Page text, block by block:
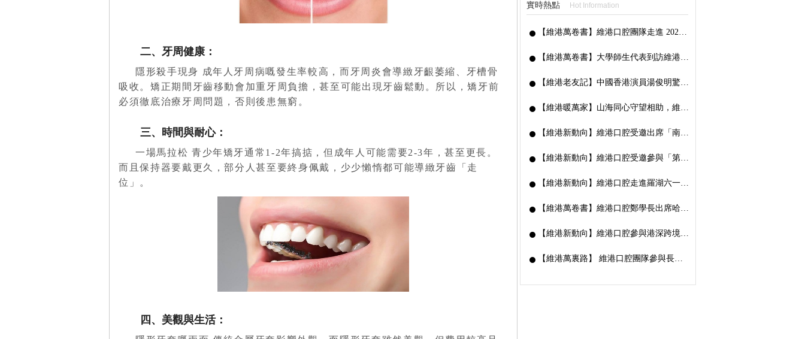
二、牙周健康：
隱形殺手現身 成年人牙周病嘅發生率較高，而牙周炎會導緻牙齦萎縮、牙槽骨
吸收。矯正期間牙齒移動會加重牙周負擔，甚至可能出現牙齒鬆動。所以，矯牙前
必須徹底治療牙周問題，否則後患無窮。
三、時間與耐心：
一場馬拉松 青少年矯牙通常1-2年搞掂，但成年人可能需要2-3年，甚至更長。
而且保持器要戴更久，部分人甚至要終身佩戴，少少懶惰都可能導緻牙齒「走
位」。
四、美觀與生活：
實時熱點 Hot Information
【維港萬卷書】維港口腔團隊走進 2026 香港書展：以閱讀拓視野，以學習築專業
【維港萬卷書】大學師生代表到訪維港口腔參觀交流，深化校企合作共促口腔醫學發展
【維港老友記】中國香港演員湯俊明驚喜現身維港口腔羅湖國貿院，擔任「明星一日店長」
【維港暖萬家】山海同心守望相助，維港口腔向廣西捐資數萬元傳遞溫暖善意
【維港新動向】維港口腔受邀出席「南湖100」品牌發佈會，榮獲南湖街道突出貢獻企業殊榮
【維港新動向】維港口腔受邀參與「第五屆香港潮州節」，推廣僑批文化，共促潮港交流
【維港新動向】維港口腔走進羅湖六一遊園會｜義診送關懷，守護小朋友牙齒健康
【維港萬卷書】維港口腔鄭學長出席哈工大「AI 時代下的灣區新航線」商學思享交流會
【維港新動向】維港口腔參與港深跨境學童港校通活動，搭建兩地學童溝通橋樑
【維港萬裏路】 維港口腔團隊參與長洲太平清醮 感受非遺文化魅力